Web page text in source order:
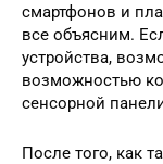
смартфонов и
все объясним.
устройства,
возможностью
сенсорной
После того, как